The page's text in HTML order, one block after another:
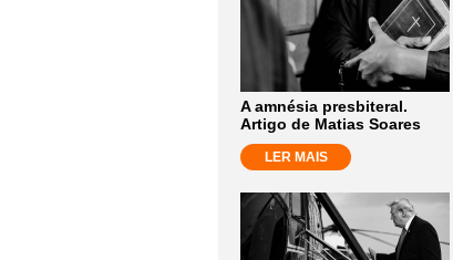
A amnésia presbiteral.
Artigo de Matias Soares
LER MAIS